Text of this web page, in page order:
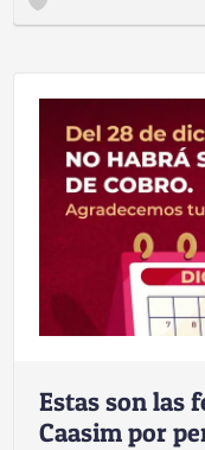
Estas son las
Caasim por